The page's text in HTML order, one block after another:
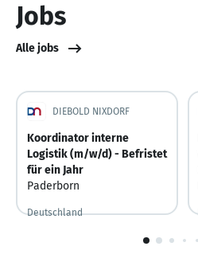
Jobs
Alle jobs
DIEBOLD NIXDORF
Koordinator interne
Logistik (m/w/d) - Befristet
für ein Jahr
Paderborn
Deutschland